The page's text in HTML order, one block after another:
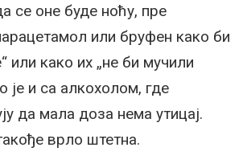
се оне буде ноћу, пре
или бруфен како би
или како их „не би мучили
је и са алкохолом, где
да мала доза нема утицај.
врло штетна.